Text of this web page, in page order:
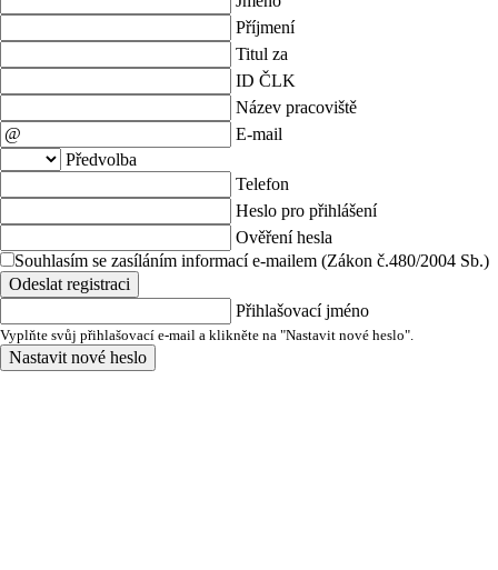
Příjmení
Titul za
ID ČLK
Název pracoviště
E-mail
Předvolba
Telefon
Heslo pro přihlášení
Ověření hesla
Souhlasím se zasíláním informací e-mailem (Zákon č.480/2004 Sb.)
Odeslat registraci
Přihlašovací jméno
Vyplňte svůj přihlašovací e-mail a klikněte na "Nastavit nové heslo".
Nastavit nové heslo